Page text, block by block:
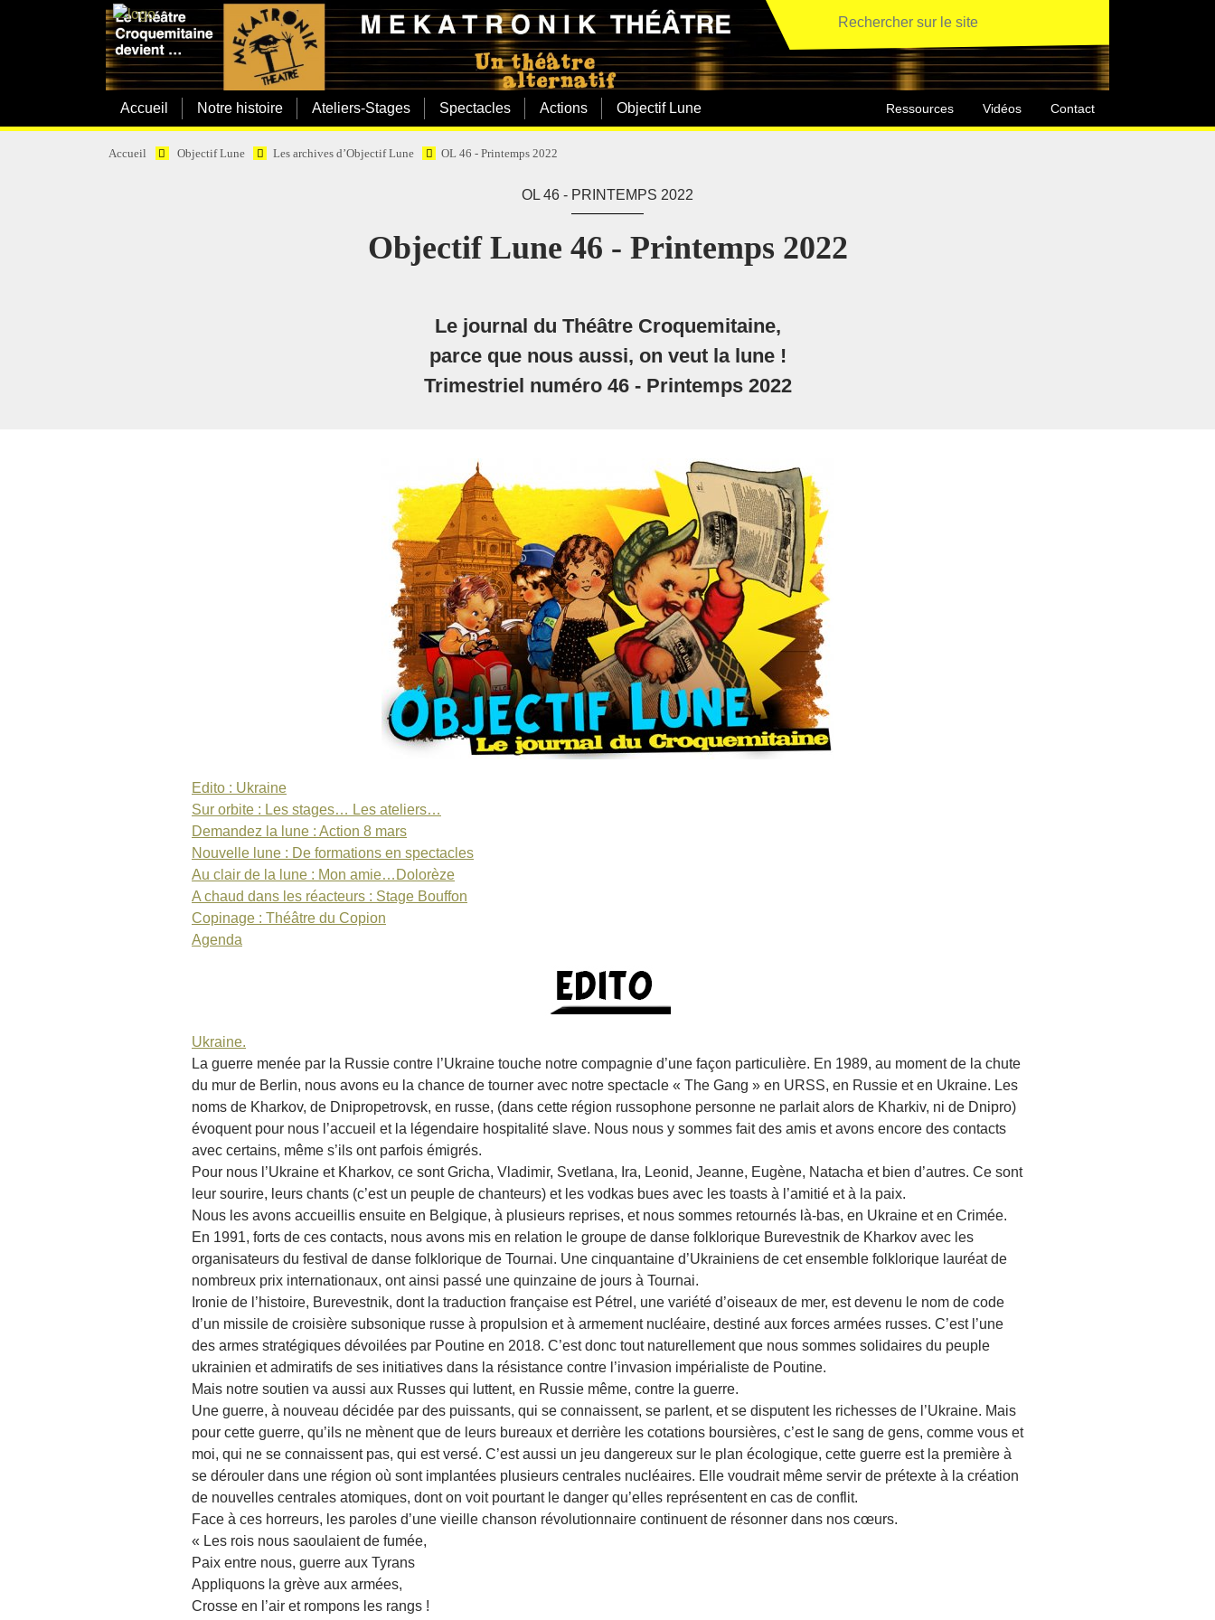
Accueil Notre histoire Ateliers-Stages Spectacles Actions Objectif Lune Ressources Vidéos Contact
Accueil Objectif Lune Les archives d’Objectif Lune OL 46 - Printemps 2022
OL 46 - PRINTEMPS 2022
Objectif Lune 46 - Printemps 2022
Le journal du Théâtre Croquemitaine,
parce que nous aussi, on veut la lune !
Trimestriel numéro 46 - Printemps 2022
Edito : Ukraine
Sur orbite : Les stages… Les ateliers…
Demandez la lune : Action 8 mars
Nouvelle lune : De formations en spectacles
Au clair de la lune : Mon amie…Dolorèze
A chaud dans les réacteurs : Stage Bouffon
Copinage : Théâtre du Copion
Agenda
Ukraine.
La guerre menée par la Russie contre l’Ukraine touche notre compagnie d’une façon particulière. En 1989, au moment de la chute
du mur de Berlin, nous avons eu la chance de tourner avec notre spectacle « The Gang » en URSS, en Russie et en Ukraine. Les
noms de Kharkov, de Dnipropetrovsk, en russe, (dans cette région russophone personne ne parlait alors de Kharkiv, ni de Dnipro)
évoquent pour nous l’accueil et la légendaire hospitalité slave. Nous nous y sommes fait des amis et avons encore des contacts
avec certains, même s’ils ont parfois émigrés.
Pour nous l’Ukraine et Kharkov, ce sont Gricha, Vladimir, Svetlana, Ira, Leonid, Jeanne, Eugène, Natacha et bien d’autres. Ce sont
leur sourire, leurs chants (c’est un peuple de chanteurs) et les vodkas bues avec les toasts à l’amitié et à la paix.
Nous les avons accueillis ensuite en Belgique, à plusieurs reprises, et nous sommes retournés là-bas, en Ukraine et en Crimée.
En 1991, forts de ces contacts, nous avons mis en relation le groupe de danse folklorique Burevestnik de Kharkov avec les
organisateurs du festival de danse folklorique de Tournai. Une cinquantaine d’Ukrainiens de cet ensemble folklorique lauréat de
nombreux prix internationaux, ont ainsi passé une quinzaine de jours à Tournai.
Ironie de l’histoire, Burevestnik, dont la traduction française est Pétrel, une variété d’oiseaux de mer, est devenu le nom de code
d’un missile de croisière subsonique russe à propulsion et à armement nucléaire, destiné aux forces armées russes. C’est l’une
des armes stratégiques dévoilées par Poutine en 2018. C’est donc tout naturellement que nous sommes solidaires du peuple
ukrainien et admiratifs de ses initiatives dans la résistance contre l’invasion impérialiste de Poutine.
Mais notre soutien va aussi aux Russes qui luttent, en Russie même, contre la guerre.
Une guerre, à nouveau décidée par des puissants, qui se connaissent, se parlent, et se disputent les richesses de l’Ukraine. Mais
pour cette guerre, qu’ils ne mènent que de leurs bureaux et derrière les cotations boursières, c’est le sang de gens, comme vous et
moi, qui ne se connaissent pas, qui est versé. C’est aussi un jeu dangereux sur le plan écologique, cette guerre est la première à
se dérouler dans une région où sont implantées plusieurs centrales nucléaires. Elle voudrait même servir de prétexte à la création
de nouvelles centrales atomiques, dont on voit pourtant le danger qu’elles représentent en cas de conflit.
Face à ces horreurs, les paroles d’une vieille chanson révolutionnaire continuent de résonner dans nos cœurs.
« Les rois nous saoulaient de fumée,
Paix entre nous, guerre aux Tyrans
Appliquons la grève aux armées,
Crosse en l’air et rompons les rangs !